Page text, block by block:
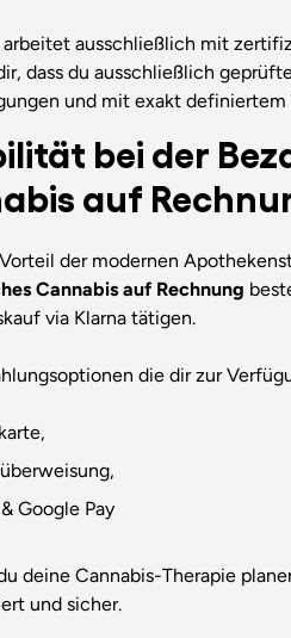
ausschließlich mit
dass du ausschließlich
und mit exakt
bei der
auf
der modernen
Cannabis auf Rechnung
via Klarna tätigen.
die dir zur
Google Pay
deine Cannabis-Therapie
und sicher.